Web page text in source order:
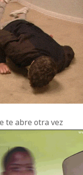
te abre otra vez